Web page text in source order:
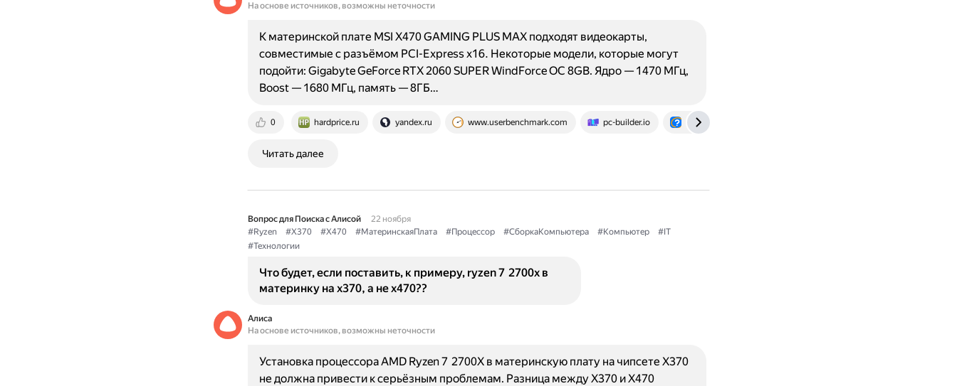
На основе источников, возможны неточности
0 hardprice.ru yandex.ru www.userbenchmark.com pc-builder.io otvet.mail.ru
К материнской плате MSI X470 GAMING PLUS MAX подходят видеокарты,
совместимые с разъёмом PCI-Express x16. Некоторые модели, которые могут
подойти: Gigabyte GeForce RTX 2060 SUPER WindForce OC 8GB. Ядро — 1470 МГц,
Boost — 1680 МГц, память — 8ГБ…
Читать далее
Вопрос для Поиска с Алисой
22 ноября
#Ryzen
#X370 #X470 #МатеринскаяПлата #Процессор #СборкаКомпьютера #Компьютер
#IT
#Технологии
Что будет, если поставить, к примеру, ryzen 7 2700x в
материнку на x370, а не x470??
Алиса
На основе источников, возможны неточности
Установка процессора AMD Ryzen 7 2700X в материнскую плату на чипсете X370
не должна привести к серьёзным проблемам. Разница между X370 и X470